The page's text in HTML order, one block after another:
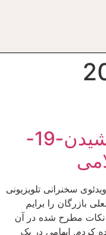
پاسخهایی برای اندیشیدن-19-
سخنرانی تلویزیونی
بازرگان را برایم
نکات مطرح شده در آن
کردم. ابهامی در یک